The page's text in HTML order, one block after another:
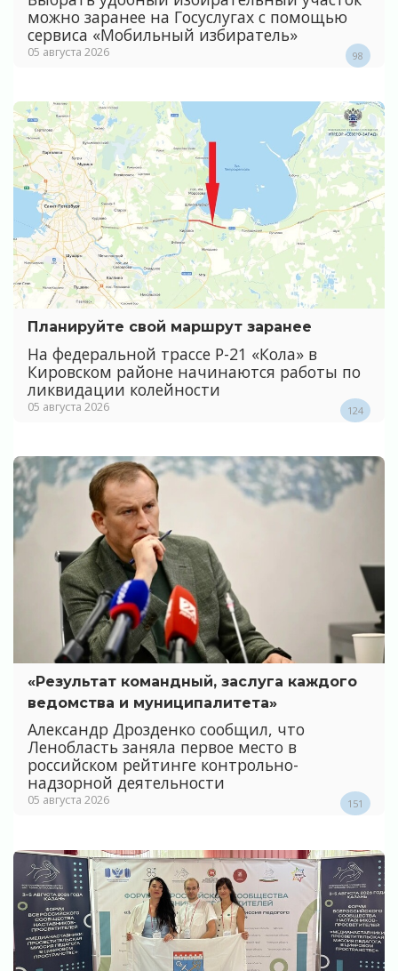
можно заранее на Госуслугах с помощью
сервиса «Мобильный избиратель»
05 августа 2026 98
Планируйте свой маршрут заранее
На федеральной трассе Р-21 «Кола» в
Кировском районе начинаются работы по
ликвидации колейности
05 августа 2026 124
«Результат командный, заслуга каждого
ведомства и муниципалитета»
Александр Дрозденко сообщил, что
Ленобласть заняла первое место в
российском рейтинге контрольно-
надзорной деятельности
05 августа 2026 151